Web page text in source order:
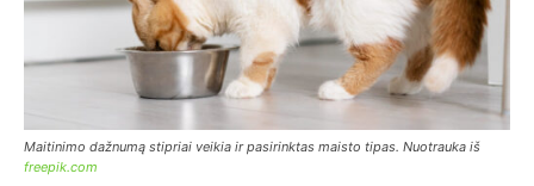
Maitinimo dažnumą stipriai veikia ir pasirinktas maisto tipas. Nuotrauka iš
freepik.com